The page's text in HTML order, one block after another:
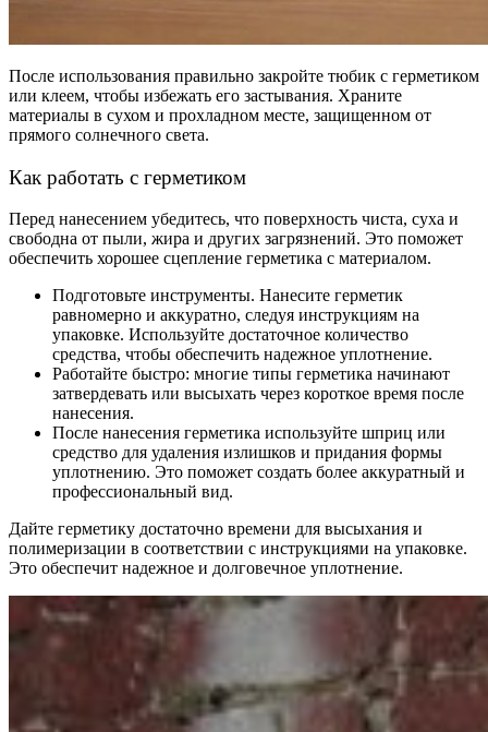
После использования правильно закройте тюбик с герметиком
или клеем, чтобы избежать его застывания. Храните
материалы в сухом и прохладном месте, защищенном от
прямого солнечного света.
Как работать с герметиком
Перед нанесением убедитесь, что поверхность чиста, суха и
свободна от пыли, жира и других загрязнений. Это поможет
обеспечить хорошее сцепление герметика с материалом.
Подготовьте инструменты. Нанесите герметик
равномерно и аккуратно, следуя инструкциям на
упаковке. Используйте достаточное количество
средства, чтобы обеспечить надежное уплотнение.
Работайте быстро: многие типы герметика начинают
затвердевать или высыхать через короткое время после
нанесения.
После нанесения герметика используйте шприц или
средство для удаления излишков и придания формы
уплотнению. Это поможет создать более аккуратный и
профессиональный вид.
Дайте герметику достаточно времени для высыхания и
полимеризации в соответствии с инструкциями на упаковке.
Это обеспечит надежное и долговечное уплотнение.